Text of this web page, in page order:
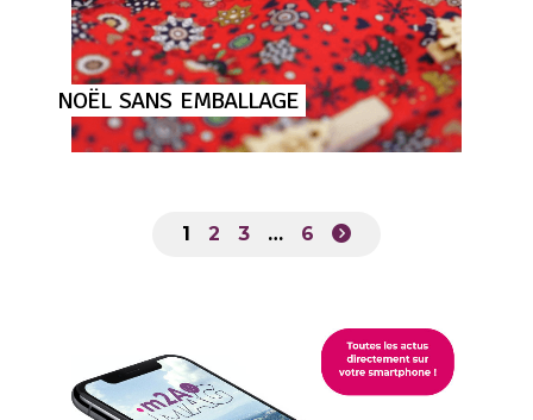
NOËL SANS EMBALLAGE
1 2 3 … 6